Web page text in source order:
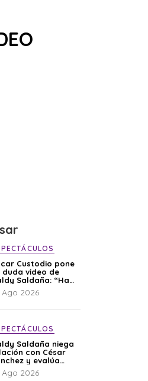
Custodio pone
duda video de
Saldaña: “Hay
que de repente
han editado”
Ago 2026
Saldaña niega
con César
y evalúa
a su
“Es una
Ago 2026